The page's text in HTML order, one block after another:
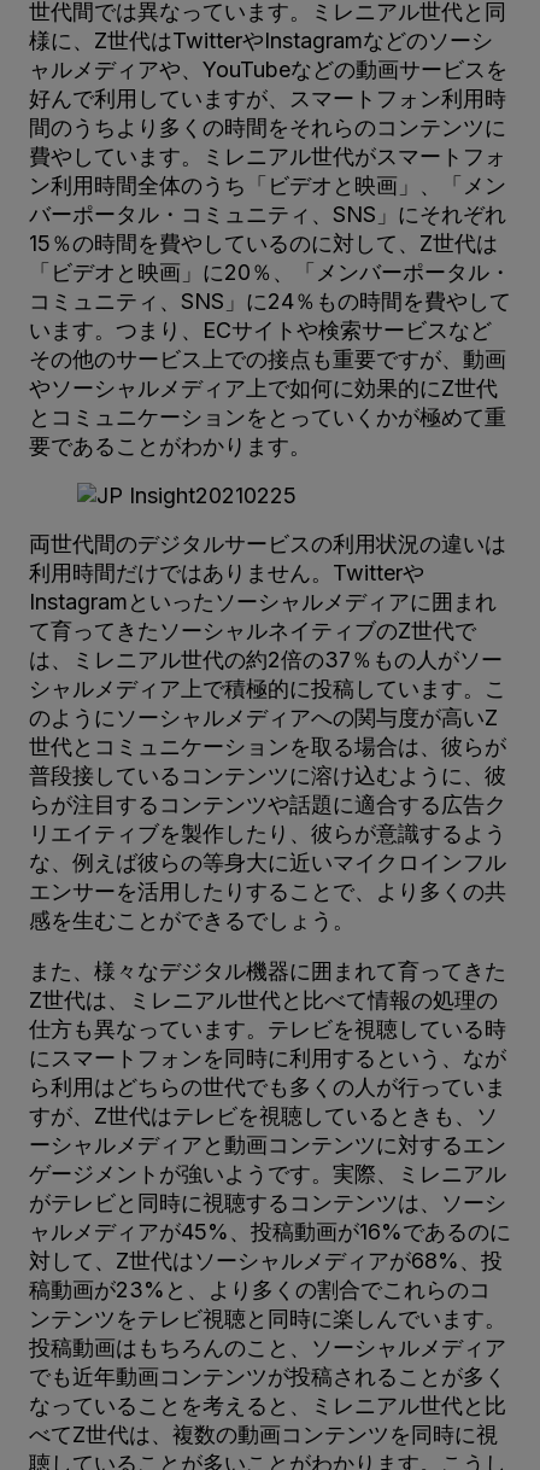
世代間では異なっています。ミレニアル世代と同
様に、Z世代はTwitterやInstagramなどのソーシ
ャルメディアや、YouTubeなどの動画サービスを
好んで利用していますが、スマートフォン利用時
間のうちより多くの時間をそれらのコンテンツに
費やしています。ミレニアル世代がスマートフォ
ン利用時間全体のうち「ビデオと映画」、「メン
バーポータル・コミュニティ、SNS」にそれぞれ
15％の時間を費やしているのに対して、Z世代は
「ビデオと映画」に20％、「メンバーポータル・
コミュニティ、SNS」に24％もの時間を費やして
います。つまり、ECサイトや検索サービスなど
その他のサービス上での接点も重要ですが、動画
やソーシャルメディア上で如何に効果的にZ世代
とコミュニケーションをとっていくかが極めて重
要であることがわかります。
両世代間のデジタルサービスの利用状況の違いは
利用時間だけではありません。Twitterや
Instagramといったソーシャルメディアに囲まれ
て育ってきたソーシャルネイティブのZ世代で
は、ミレニアル世代の約2倍の37％もの人がソー
シャルメディア上で積極的に投稿しています。こ
のようにソーシャルメディアへの関与度が高いZ
世代とコミュニケーションを取る場合は、彼らが
普段接しているコンテンツに溶け込むように、彼
らが注目するコンテンツや話題に適合する広告ク
リエイティブを製作したり、彼らが意識するよう
な、例えば彼らの等身大に近いマイクロインフル
エンサーを活用したりすることで、より多くの共
感を生むことができるでしょう。
また、様々なデジタル機器に囲まれて育ってきた
Z世代は、ミレニアル世代と比べて情報の処理の
仕方も異なっています。テレビを視聴している時
にスマートフォンを同時に利用するという、なが
ら利用はどちらの世代でも多くの人が行っていま
すが、Z世代はテレビを視聴しているときも、ソ
ーシャルメディアと動画コンテンツに対するエン
ゲージメントが強いようです。実際、ミレニアル
がテレビと同時に視聴するコンテンツは、ソーシ
ャルメディアが45%、投稿動画が16%であるのに
対して、Z世代はソーシャルメディアが68%、投
稿動画が23%と、より多くの割合でこれらのコ
ンテンツをテレビ視聴と同時に楽しんでいます。
投稿動画はもちろんのこと、ソーシャルメディア
でも近年動画コンテンツが投稿されることが多く
なっていることを考えると、ミレニアル世代と比
べてZ世代は、複数の動画コンテンツを同時に視
聴していることが多いことがわかります。こうし